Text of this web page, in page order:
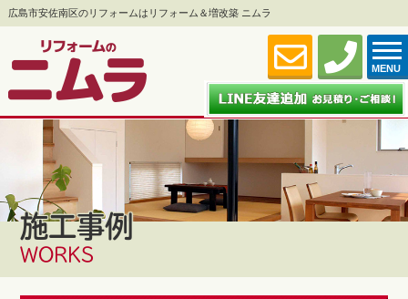
広島市安佐南区のリフォームはリフォーム＆増改築 ニムラ
MENU
施工事例
WORKS